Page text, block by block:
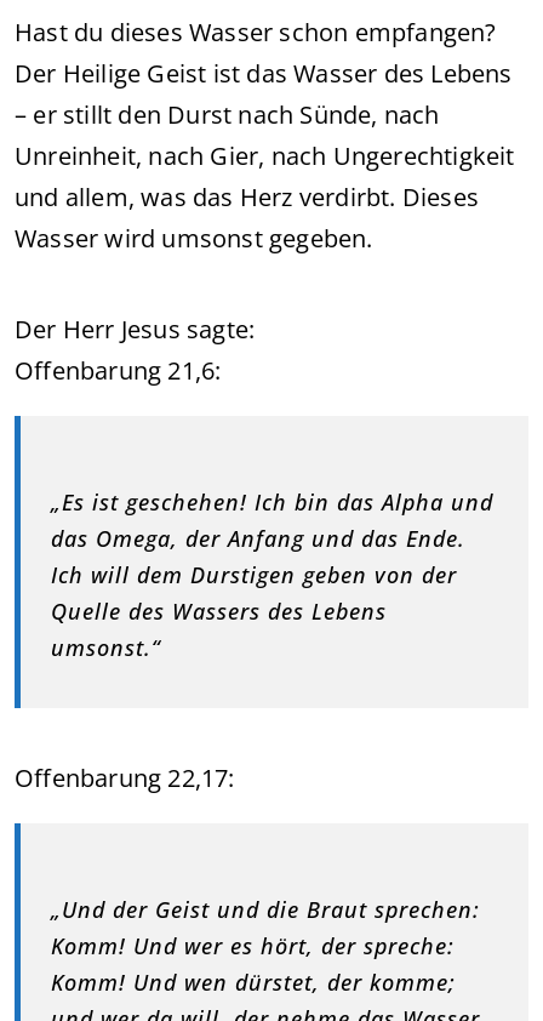
Hast du dieses Wasser schon empfangen?
Der Heilige Geist ist das Wasser des Lebens
– er stillt den Durst nach Sünde, nach
Unreinheit, nach Gier, nach Ungerechtigkeit
und allem, was das Herz verdirbt. Dieses
Wasser wird umsonst gegeben.
Der Herr Jesus sagte:
Offenbarung 21,6:
„Es ist geschehen! Ich bin das Alpha und
das Omega, der Anfang und das Ende.
Ich will dem Durstigen geben von der
Quelle des Wassers des Lebens
umsonst.“
Offenbarung 22,17:
„Und der Geist und die Braut sprechen:
Komm! Und wer es hört, der spreche:
Komm! Und wen dürstet, der komme;